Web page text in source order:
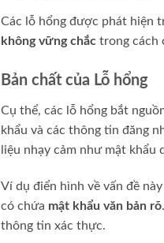
Các lỗ hổng được phát hiện
không vững chắc trong cách
Bản chất của Lỗ hổng
Cụ thể, các lỗ hổng bắt
khẩu và các thông tin đăng
liệu nhạy cảm như mật
Ví dụ điển hình về vấn đề
có chứa mật khẩu văn bản rõ
thông tin xác thực.